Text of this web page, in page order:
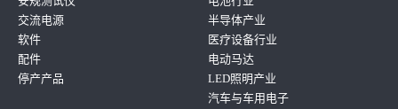
交流电源
软件
配件
停产产品
半导体产业
医疗设备行业
电动马达
LED照明产业
汽车与车用电子